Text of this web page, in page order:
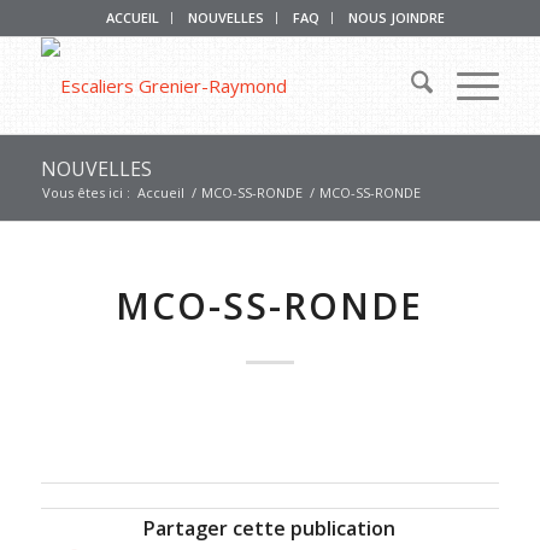
ACCUEIL NOUVELLES FAQ NOUS JOINDRE
NOUVELLES
Vous êtes ici : Accueil / MCO-SS-RONDE / MCO-SS-RONDE
MCO-SS-RONDE
Partager cette publication